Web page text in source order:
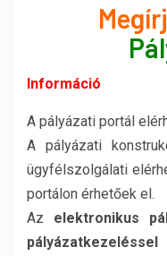
Információ
A pályázati portál
A pályázati
ügyfélszolgálati
portálon érhetőek el.
Az elektronikus